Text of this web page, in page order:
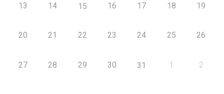
13 14 15 16 17 18 19
20 21 22 23 24 25 26
27 28 29 30 31 1 2